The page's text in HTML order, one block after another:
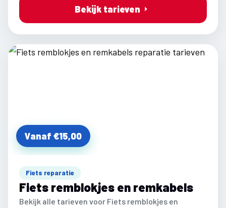
Bekijk tarieven
Vanaf €15,00
Fiets reparatie
Fiets remblokjes en remkabels
Bekijk alle tarieven voor Fiets remblokjes en